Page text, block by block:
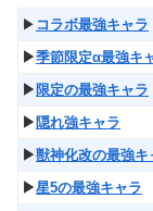
▶︎ コラボ最強キャラ
▶︎季節限定α最強キ
▶︎ 限定の最強キャラ
▶︎ 隠れ強キャラ
▶︎獣神化改の最強キ
▶︎星5の最強キャラ